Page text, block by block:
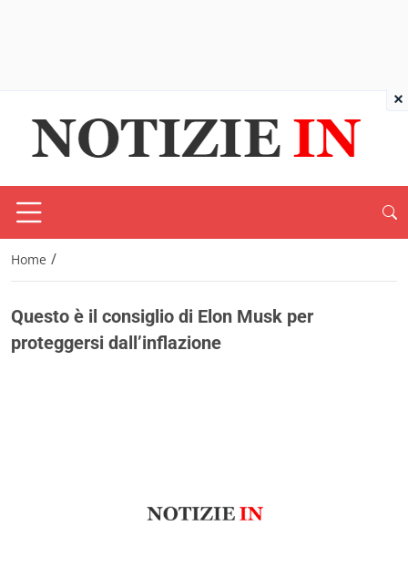
Home /
Questo è il consiglio di Elon Musk per
proteggersi dall’inflazione
×